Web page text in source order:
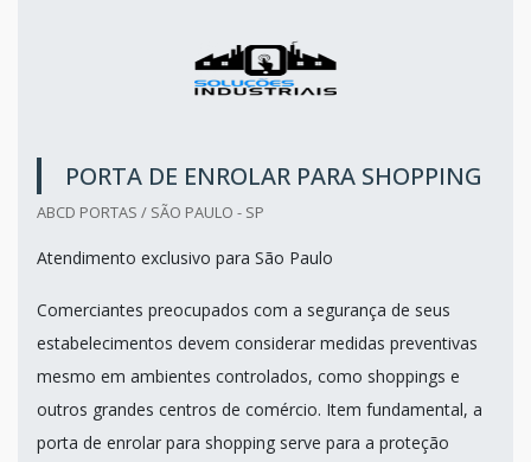
PORTA DE ENROLAR PARA SHOPPING
ABCD PORTAS / SÃO PAULO - SP
Atendimento exclusivo para São Paulo
Comerciantes preocupados com a segurança de seus
estabelecimentos devem considerar medidas preventivas
mesmo em ambientes controlados, como shoppings e
outros grandes centros de comércio. Item fundamental, a
porta de enrolar para shopping serve para a proteção